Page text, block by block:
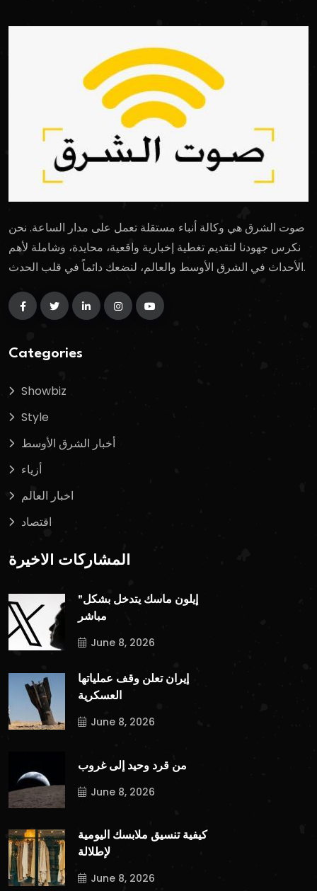
صوت الشرق هي وكالة أنباء مستقلة تعمل على مدار الساعة. نحن
نكرس جهودنا لتقديم تغطية إخبارية واقعية، محايدة، وشاملة لأهم
الأحداث في الشرق الأوسط والعالم، لنضعك دائماً في قلب الحدث.
Categories
Showbiz
Style
أخبار الشرق الأوسط
أزياء
اخبار العالم
اقتصاد
المشاركات الأخيرة
"إيلون ماسك يتدخل بشكل
مباشر
June 8, 2026
إيران تعلن وقف عملياتها
العسكرية
June 8, 2026
من قرد وحيد إلى غروب
June 8, 2026
كيفية تنسيق ملابسك اليومية
لإطلالة
June 8, 2026